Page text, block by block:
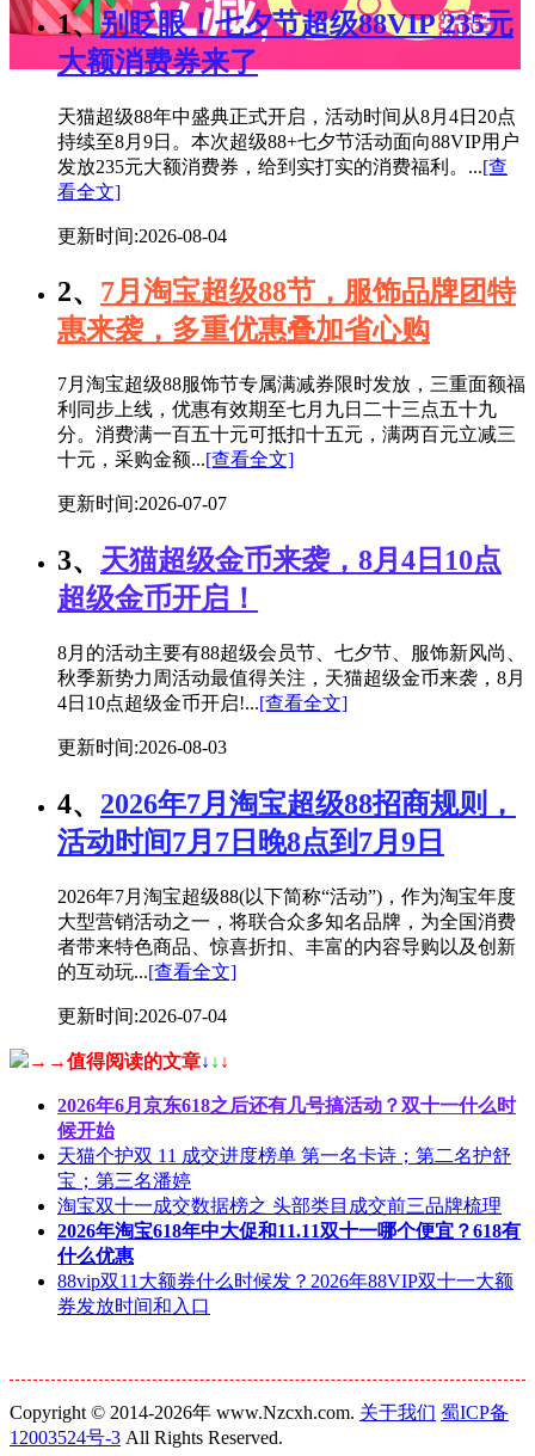
1、 别眨眼！七夕节超级88VIP 235元
大额消费券来了
天猫超级88年中盛典正式开启，活动时间从8月4日20点
持续至8月9日。本次超级88+七夕节活动面向88VIP用户
发放235元大额消费券，给到实打实的消费福利。...[查
看全文]
更新时间:2026-08-04
2、 7月淘宝超级88节，服饰品牌团特
惠来袭，多重优惠叠加省心购
7月淘宝超级88服饰节专属满减券限时发放，三重面额福
利同步上线，优惠有效期至七月九日二十三点五十九
分。消费满一百五十元可抵扣十五元，满两百元立减三
十元，采购金额...[查看全文]
更新时间:2026-07-07
3、 天猫超级金币来袭，8月4日10点
超级金币开启！
8月的活动主要有88超级会员节、七夕节、服饰新风尚、
秋季新势力周活动最值得关注，天猫超级金币来袭，8月
4日10点超级金币开启!...[查看全文]
更新时间:2026-08-03
4、 2026年7月淘宝超级88招商规则，
活动时间7月7日晚8点到7月9日
2026年7月淘宝超级88(以下简称“活动”)，作为淘宝年度
大型营销活动之一，将联合众多知名品牌，为全国消费
者带来特色商品、惊喜折扣、丰富的内容导购以及创新
的互动玩...[查看全文]
更新时间:2026-07-04
→→值得阅读的文章↓ ↓ ↓
2026年6月京东618之后还有几号搞活动？双十一什么时
候开始
天猫个护双 11 成交进度榜单 第一名卡诗；第二名护舒
宝；第三名潘婷
淘宝双十一成交数据榜之 头部类目成交前三品牌梳理
2026年淘宝618年中大促和11.11双十一哪个便宜？618有
什么优惠
88vip双11大额券什么时候发？2026年88VIP双十一大额
券发放时间和入口
Copyright © 2014-2026年 www.Nzcxh.com. 关于我们 蜀ICP备
12003524号-3 All Rights Reserved.